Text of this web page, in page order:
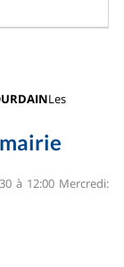
Les
à 12:00Mercredi: